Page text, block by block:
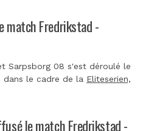
match Fredrikstad -
Sarpsborg 08 s'est déroulé le
dans le cadre de la Eliteserien,
le match Fredrikstad -